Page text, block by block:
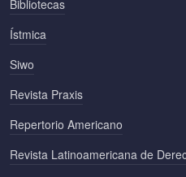
Bibliotecas
Ístmica
Siwo
Revista Praxis
Repertorio Americano
Revista Latinoamericana de